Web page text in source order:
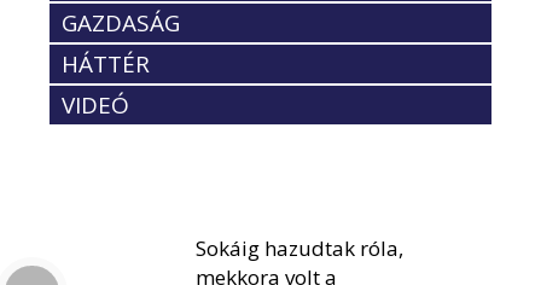
GAZDASÁG
HÁTTÉR
VIDEÓ
Sokáig hazudtak róla,
mekkora volt a